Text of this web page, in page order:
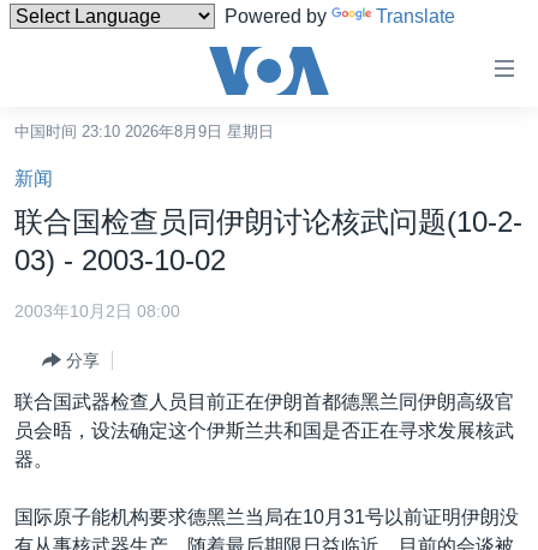
Powered by Translate
碍
链
接
跳
转
内
转
到
导
跳
中国
国际
最新国际新闻
印太
分类新闻
经济·金融·贸易
美中关系
VOA视频
中国时间 23:10 2026年8月9日 星期日
新闻
联合国检查员同伊朗讨论核武问题(10-2-
03) - 2003-10-02
2003年10月2日 08:00
分享
联合国武器检查人员目前正在伊朗首都德黑兰同伊朗高级官
员会晤，设法确定这个伊斯兰共和国是否正在寻求发展核武
器。
国际原子能机构要求德黑兰当局在10月31号以前证明伊朗没
有从事核武器生产。随着最后期限日益临近，目前的会谈被